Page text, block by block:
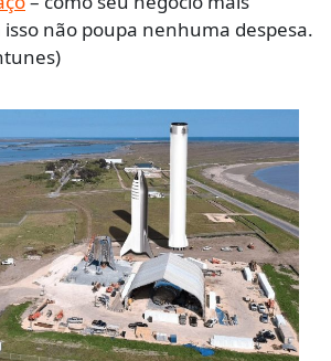
isso não poupa nenhuma despesa.